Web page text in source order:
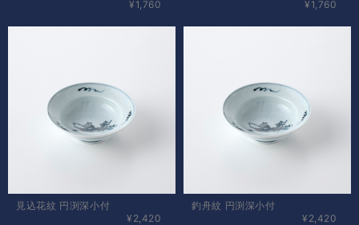
¥1,760
¥1,760
見込花紋 円渕深小付
¥2,420
釣舟紋 円渕深小付
¥2,420